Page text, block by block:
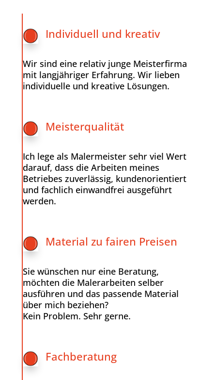
Individuell und kreativ
Wir sind eine relativ junge Meisterfirma
mit langjähriger Erfahrung. Wir lieben
individuelle und kreative Lösungen.
Meisterqualität
Ich lege als Malermeister sehr viel Wert
darauf, dass die Arbeiten meines
Betriebes zuverlässig, kundenorientiert
und fachlich einwandfrei ausgeführt
werden.
Material zu fairen Preisen
Sie wünschen nur eine Beratung,
möchten die Malerarbeiten selber
ausführen und das passende Material
über mich beziehen?
Kein Problem. Sehr gerne.
Fachberatung